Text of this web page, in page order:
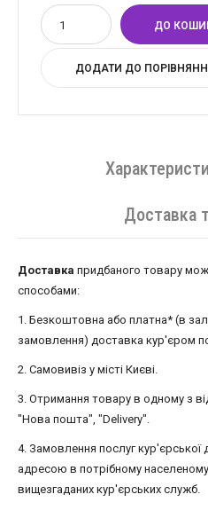
ДОДАТИ ДО
Доставка
Доставка придбаного товару
способами:
1. Безкоштовна або платна* (в
замовлення) доставка кур'єром
2. Самовивіз у місті Києві.
3. Отримання товару в одному з
"Нова пошта", "Delivery".
4. Замовлення послуг
адресою в потрібному населеному
вищезгаданих кур'єрських служб.